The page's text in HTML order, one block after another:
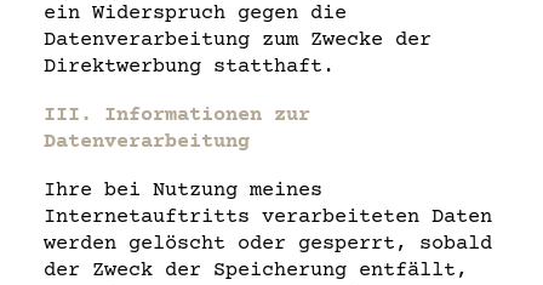
ein Widerspruch gegen die
Datenverarbeitung zum Zwecke der
Direktwerbung statthaft.
III. Informationen zur
Datenverarbeitung
Ihre bei Nutzung meines
Internetauftritts verarbeiteten Daten
werden gelöscht oder gesperrt, sobald
der Zweck der Speicherung entfällt,